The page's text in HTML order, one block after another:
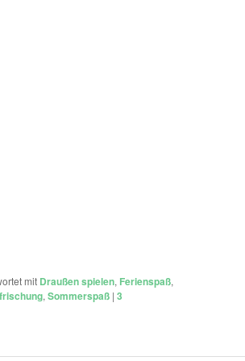
mit Draußen spielen, Ferienspaß,
, Sommerspaß | 3